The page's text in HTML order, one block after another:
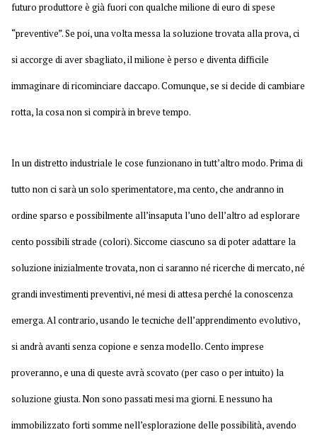
futuro produttore è già fuori con qualche milione di euro di spese
“preventive”. Se poi, una volta messa la soluzione trovata alla prova, ci
si accorge di aver sbagliato, il milione è perso e diventa difficile
immaginare di ricominciare daccapo. Comunque, se si decide di cambiare
rotta, la cosa non si compirà in breve tempo.
In un distretto industriale le cose funzionano in tutt’altro modo. Prima di
tutto non ci sarà un solo sperimentatore, ma cento, che andranno in
ordine sparso e possibilmente all’insaputa l’uno dell’altro ad esplorare
cento possibili strade (colori). Siccome ciascuno sa di poter adattare la
soluzione inizialmente trovata, non ci saranno né ricerche di mercato, né
grandi investimenti preventivi, né mesi di attesa perché la conoscenza
emerga. Al contrario, usando le tecniche dell’apprendimento evolutivo,
si andrà avanti senza copione e senza modello. Cento imprese
proveranno, e una di queste avrà scovato (per caso o per intuito) la
soluzione giusta. Non sono passati mesi ma giorni. E nessuno ha
immobilizzato forti somme nell’esplorazione delle possibilità, avendo